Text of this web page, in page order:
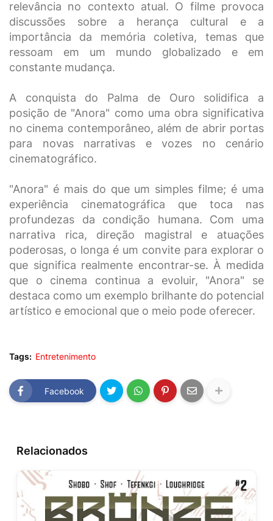
relevância no contexto atual. O filme provoca
discussões sobre a herança cultural e a
importância da memória coletiva, temas que
ressoam em um mundo globalizado e em
constante mudança.
A conquista do Palma de Ouro solidifica a
posição de "Anora" como uma obra significativa
no cinema contemporâneo, além de abrir portas
para novas narrativas e vozes no cenário
cinematográfico.
"Anora" é mais do que um simples filme; é uma
experiência cinematográfica que toca nas
profundezas da condição humana. Com uma
narrativa rica, direção magistral e atuações
poderosas, o longa é um convite para explorar o
que significa realmente encontrar-se. À medida
que o cinema continua a evoluir, "Anora" se
destaca como um exemplo brilhante do potencial
artístico e emocional que o meio pode oferecer.
Tags: Entretenimento
Facebook
Relacionados